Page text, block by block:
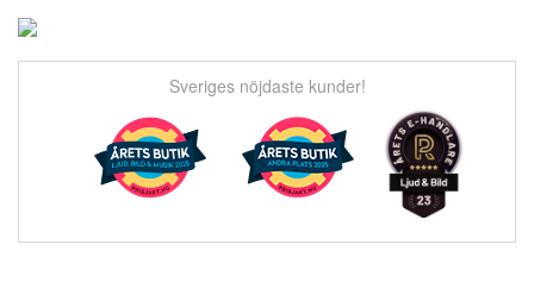
Sveriges nöjdaste kunder!